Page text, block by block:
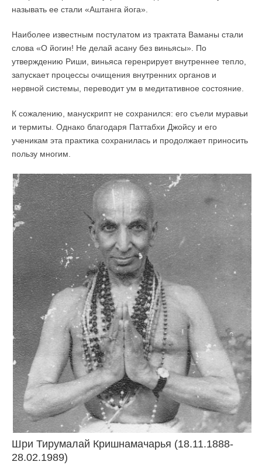
называть ее стали «Аштанга йога».
Наиболее известным постулатом из трактата Ваманы стали
слова «О йогин! Не делай асану без виньясы». По
утверждению Риши, виньяса геренрирует внутреннее тепло,
запускает процессы очищения внутренних органов и
нервной системы, переводит ум в медитативное состояние.
К сожалению, манускрипт не сохранился: его съели муравьи
и термиты. Однако благодаря Паттабхи Джойсу и его
ученикам эта практика сохранилась и продолжает приносить
пользу многим.
Шри Тирумалай Кришнамачарья (18.11.1888-
28.02.1989)